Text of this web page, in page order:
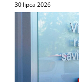
30 lipca 2026